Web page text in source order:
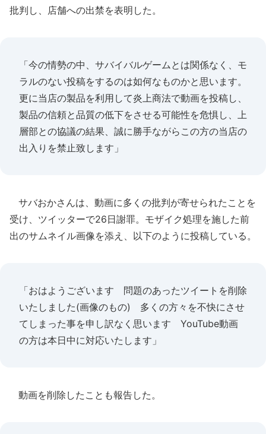
批判し、店舗への出禁を表明した。
「今の情勢の中、サバイバルゲームとは関係なく、モ
ラルのない投稿をするのは如何なものかと思います。
更に当店の製品を利用して炎上商法で動画を投稿し、
製品の信頼と品質の低下をさせる可能性を危惧し、上
層部との協議の結果、誠に勝手ながらこの方の当店の
出入りを禁止致します」
サバおかさんは、動画に多くの批判が寄せられたことを
受け、ツイッターで26日謝罪。モザイク処理を施した前
出のサムネイル画像を添え、以下のように投稿している。
「おはようございます 問題のあったツイートを削除
いたしました(画像のもの) 多くの方々を不快にさせ
てしまった事を申し訳なく思います YouTube動画
の方は本日中に対応いたします」
動画を削除したことも報告した。